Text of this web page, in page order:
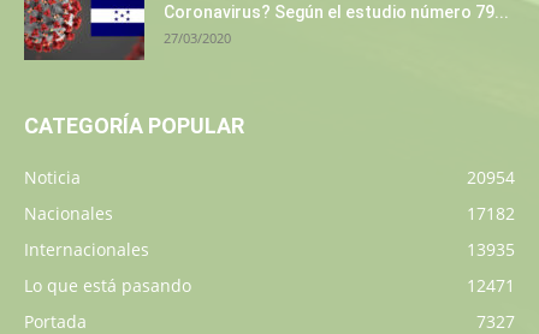
Coronavirus? Según el estudio número 79...
27/03/2020
CATEGORÍA POPULAR
Noticia
20954
Nacionales
17182
Internacionales
13935
Lo que está pasando
12471
Portada
7327